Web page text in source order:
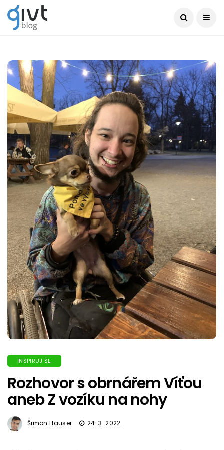
INSPIRUJ SE
Rozhovor s obrnářem Víťou
aneb Z vozíku na nohy
Šimon Hauser 24. 3. 2022